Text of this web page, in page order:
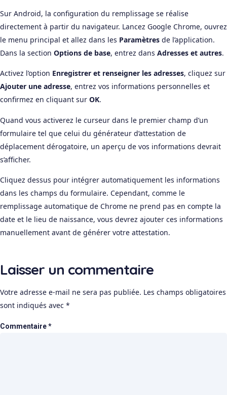
Sur Android, la configuration du remplissage se réalise
directement à partir du navigateur. Lancez Google Chrome, ouvrez
le menu principal et allez dans les Paramètres de l’application.
Dans la section Options de base, entrez dans Adresses et autres.
Activez l’option Enregistrer et renseigner les adresses, cliquez sur
Ajouter une adresse, entrez vos informations personnelles et
confirmez en cliquant sur OK.
Quand vous activerez le curseur dans le premier champ d’un
formulaire tel que celui du générateur d’attestation de
déplacement dérogatoire, un aperçu de vos informations devrait
s’afficher.
Cliquez dessus pour intégrer automatiquement les informations
dans les champs du formulaire. Cependant, comme le
remplissage automatique de Chrome ne prend pas en compte la
date et le lieu de naissance, vous devrez ajouter ces informations
manuellement avant de générer votre attestation.
Laisser un commentaire
Votre adresse e-mail ne sera pas publiée. Les champs obligatoires
sont indiqués avec *
Commentaire*